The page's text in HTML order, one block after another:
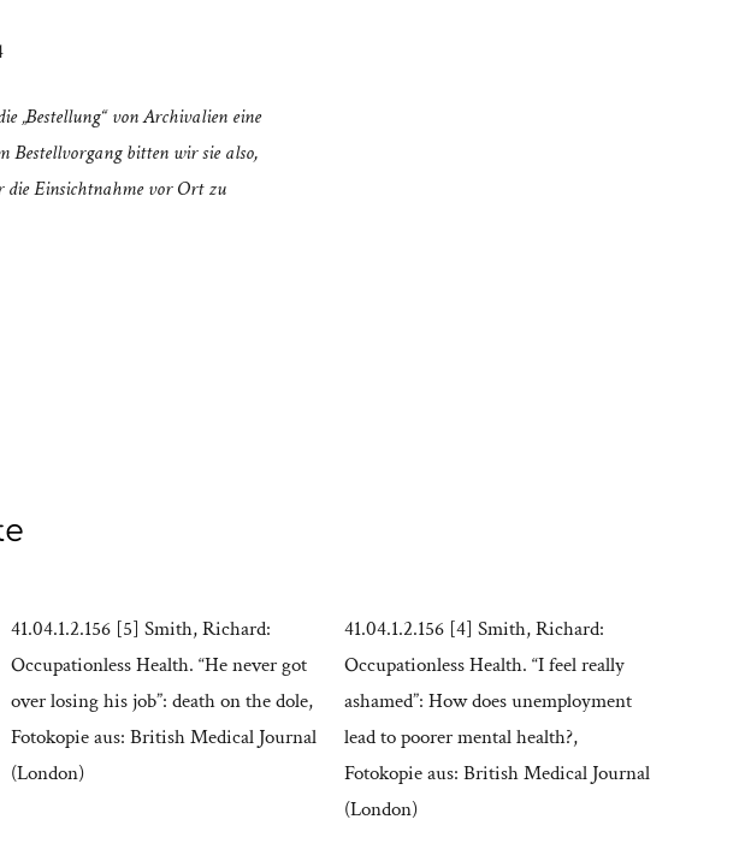
„Bestellung“ von Archivalien eine
Bestellvorgang bitten wir sie also,
die Einsichtnahme vor Ort zu
41.04.1.2.156 [5] Smith, Richard:
Occupationless Health. “He never got
over losing his job”: death on the dole,
Fotokopie aus: British Medical Journal
(London)
41.04.1.2.156 [4] Smith, Richard:
Occupationless Health. “I feel really
ashamed”: How does unemployment
lead to poorer mental health?,
Fotokopie aus: British Medical Journal
(London)